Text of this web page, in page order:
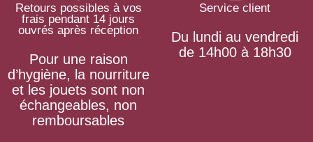
Retours possibles à vos
frais pendant 14 jours
ouvrés après réception
Pour une raison
d’hygiène, la nourriture
et les jouets sont non
échangeables, non
remboursables
Service client
Du lundi au vendredi
de 14h00 à 18h30